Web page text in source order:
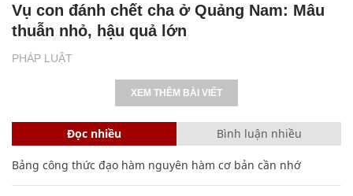
PHÁP LUẬT
Vụ con đánh chết cha ở Quảng Nam: Mâu
thuẫn nhỏ, hậu quả lớn
XEM THÊM BÀI VIẾT
Đọc nhiều Bình luận nhiều
Bảng công thức đạo hàm nguyên hàm cơ bản cần nhớ